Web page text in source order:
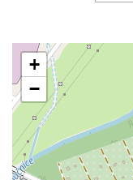
+
−